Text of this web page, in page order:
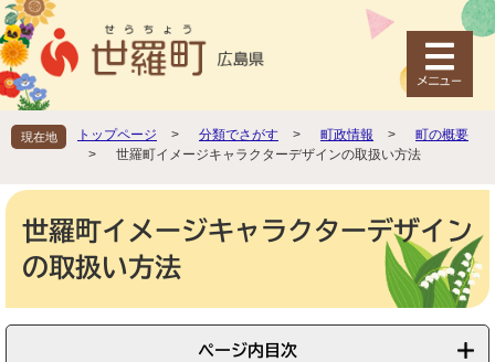
ペ
ー
ジ
の
頭
で
。
メ
ニ
ュ
ー
飛
ば
て
現在地 トップページ > 分類でさがす > 町政情報 >
町の概要
>
世羅町イメージキャラクターデザインの取扱い方法
本
世羅町イメージキャラクターデザイン
の取扱い方法
ページ内目次